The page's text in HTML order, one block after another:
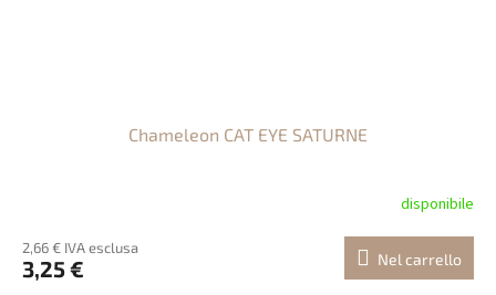
Chameleon CAT EYE SATURNE
disponibile
2,66 € IVA esclusa
3,25 € Nel carrello